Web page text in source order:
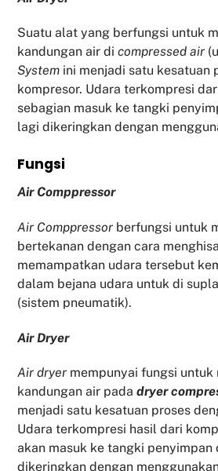
Suatu alat yang berfungsi untuk
kandungan air dicompressed air
System ini menjadi satu kesatuan
kompresor. Udara terkompresi
sebagian masuk ke tangki
lagi dikeringkan dengan
Fungsi
Air Comppressor
Air Comppressor berfungsi untuk
bertekanan dengan cara
memampatkan udara tersebut
dalam bejana udara untuk di
(sistem pneumatik).
Air Dryer
Air dryer mempunyai fungsi
kandungan air padadryer
menjadi satu kesatuan proses
Udara terkompresi hasil dari
akan masuk ke tangki penyimpan
dikeringkan dengan